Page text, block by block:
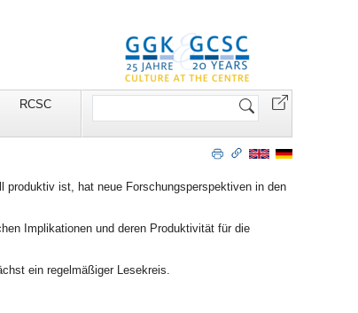
RCSC
Website
ist, hat neue Forschungsperspektiven in den
Implikationen und deren Produktivität für die
ein regelmäßiger Lesekreis.